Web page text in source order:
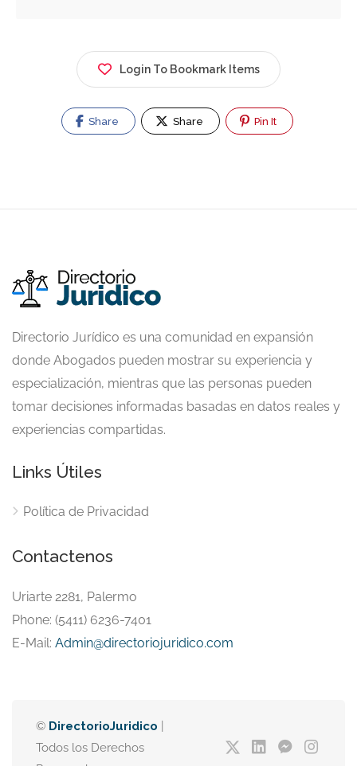
Login To Bookmark Items
Share Share Pin It
Directorio Jurídico es una comunidad en expansión
donde Abogados pueden mostrar su experiencia y
especialización, mientras que las personas pueden
tomar decisiones informadas basadas en datos reales y
experiencias compartidas.
Links Útiles
Política de Privacidad
Contactenos
Uriarte 2281, Palermo
Phone: (5411) 6236-7401
E-Mail: Admin@directoriojuridico.com
© DirectorioJuridico
Todos los Derechos